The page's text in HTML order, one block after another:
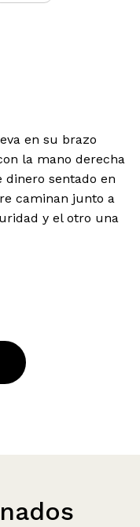
en su brazo
la mano derecha
sentado en
caminan junto a
y el otro una